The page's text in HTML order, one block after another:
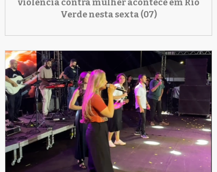
violência contra mulher acontece em Rio
Verde nesta sexta (07)